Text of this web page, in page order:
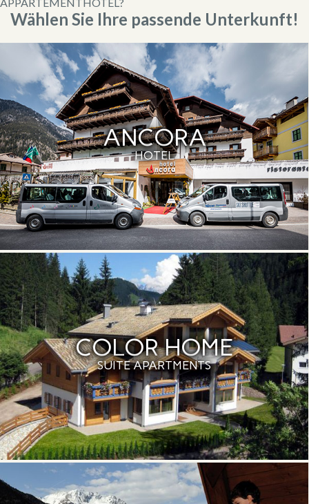
APPARTEMENTHOTEL?
Wählen Sie Ihre passende Unterkunft!
ANCORA
HOTEL
COLOR HOME
SUITE APARTMENTS